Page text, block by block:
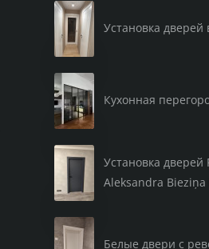
Установка дверей
Кухонная
Установка дверей
Aleksandra Bieziņa
Белые двери с